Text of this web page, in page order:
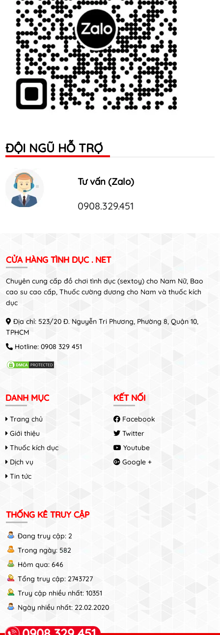
ĐỘI NGŨ HỖ TRỢ
Tư vấn (Zalo)
0908.329.451
CỬA HÀNG TÌNH DỤC . NET
Chuyên cung cấp đồ chơi tình dục (sextoy) cho Nam Nữ, Bao
cao su cao cấp, Thuốc cường dương cho Nam và thuốc kích
dục
Địa chỉ: 523/20 Đ. Nguyễn Tri Phương, Phường 8, Quận 10,
TPHCM
Hotline: 0908 329 451
DANH MỤC
Trang chủ
Giới thiệu
Thuốc kích dục
Dịch vụ
Tin tức
KẾT NỐI
Facebook
Twitter
Youtube
Google +
THỐNG KÊ TRUY CẬP
Đang truy cập: 2
Trong ngày: 582
Hôm qua: 646
Tổng truy cập: 2743727
Truy cập nhiều nhất: 10351
Ngày nhiều nhất: 22.02.2020